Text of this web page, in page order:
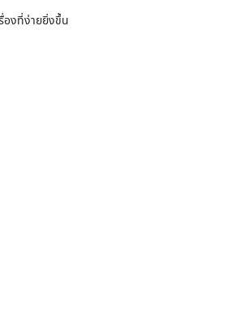
องที่ง่ายยิ่งขึ้น